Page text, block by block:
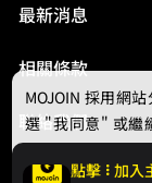
最新消息
相關條款
聯絡我們
點擊 加入
MOJOIN 採用網
選 "我同意" 或繼
Cookie，欲瞭解